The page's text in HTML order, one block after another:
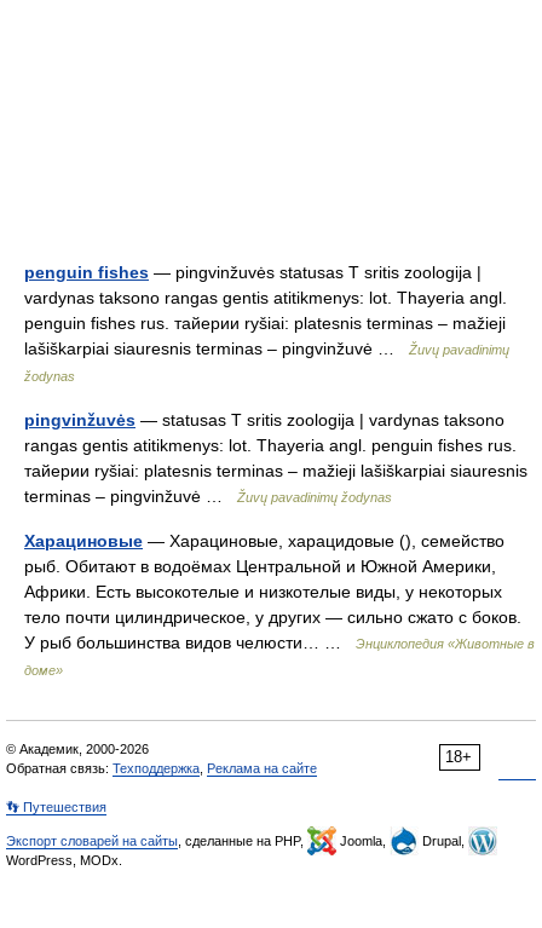
penguin fishes — pingvinžuvės statusas T sritis zoologija |
vardynas taksono rangas gentis atitikmenys: lot. Thayeria angl.
penguin fishes rus. тайерии ryšiai: platesnis terminas – mažieji
lašiškarpiai siauresnis terminas – pingvinžuvė …
Žuvų pavadinimų
žodynas
pingvinžuvės — statusas T sritis zoologija | vardynas taksono
rangas gentis atitikmenys: lot. Thayeria angl. penguin fishes rus.
тайерии ryšiai: platesnis terminas – mažieji lašiškarpiai siauresnis
terminas – pingvinžuvė …
Žuvų pavadinimų žodynas
Харациновые — Харациновые, харацидовые (), семейство
рыб. Обитают в водоёмах Центральной и Южной Америки,
Африки. Есть высокотелые и низкотелые виды, у некоторых
тело почти цилиндрическое, у других — сильно сжато с боков.
У рыб большинства видов челюсти… …
Энциклопедия «Животные в
доме»
18+
© Академик, 2000-2026
Обратная связь: Техподдержка Реклама на сайте
👣 Путешествия
Экспорт словарей на сайты , сделанные на PHP, Joomla,
Drupal,
WordPress, MODx.